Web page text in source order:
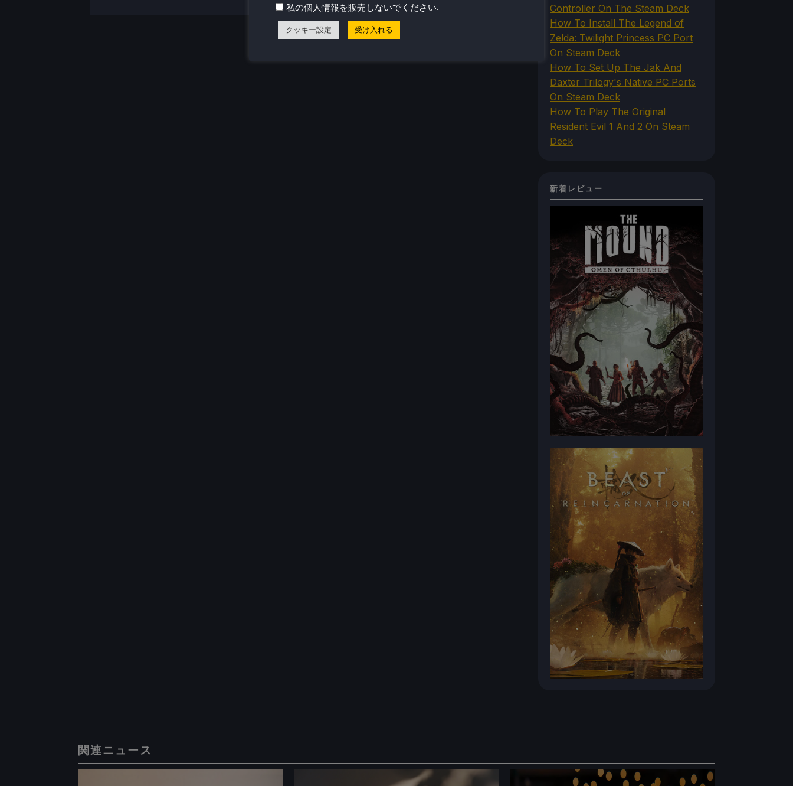
Controller On The Steam Deck
How To Install The Legend of
Zelda: Twilight Princess PC Port
On Steam Deck
How To Set Up The Jak And
Daxter Trilogy's Native PC Ports
On Steam Deck
How To Play The Original
Resident Evil 1 And 2 On Steam
Deck
新着レビュー
関連ニュース
私の個人情報を販売しないでください.
クッキー設定 受け入れる